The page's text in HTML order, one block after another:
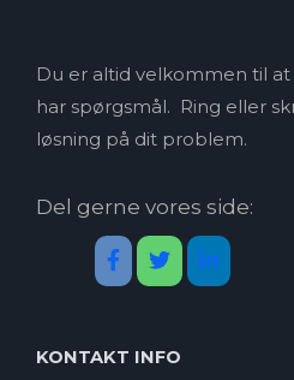
Du er altid velkommen til
har spørgsmål. Ring eller
løsning på dit problem.
Del gerne vores side:
KONTAKT INFO